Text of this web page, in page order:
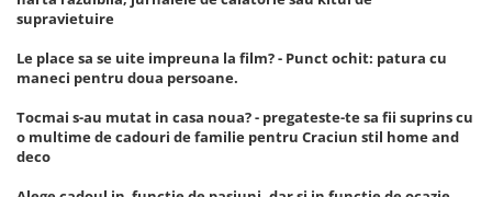
supravietuire
Le place sa se uite impreuna la film? - Punct ochit: patura cu
maneci pentru doua persoane.
Tocmai s-au mutat in casa noua? - pregateste-te sa fii suprins cu
o multime de cadouri de familie pentru Craciun stil home and
deco